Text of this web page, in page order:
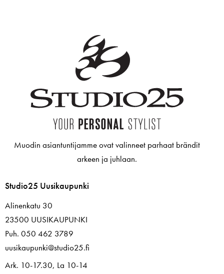
Muodin asiantuntijamme ovat valinneet parhaat brändit
arkeen ja juhlaan.
Studio25 Uusikaupunki
Alinenkatu 30
23500 UUSIKAUPUNKI
Puh. 050 462 3789
uusikaupunki@studio25.fi
Ark. 10-17.30, La 10-14